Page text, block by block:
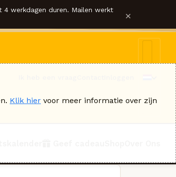
4 werkdagen duren. Mailen werkt ×
Klik hier voor meer informatie over zijn